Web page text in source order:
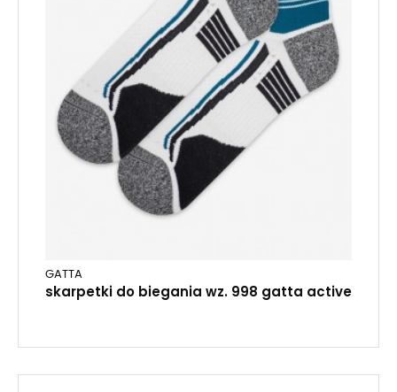
GATTA
skarpetki do biegania wz. 998 gatta active